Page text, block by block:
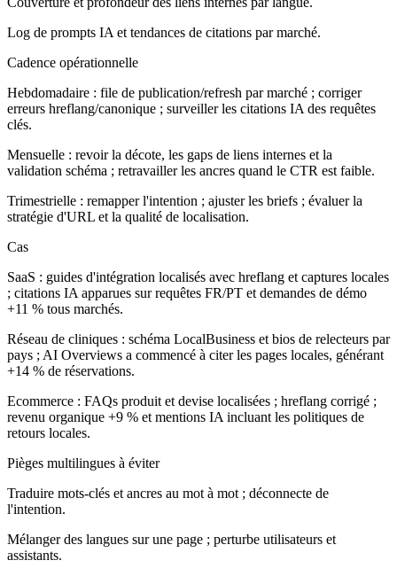
Log de prompts IA et tendances de citations par marché.
Cadence opérationnelle
Hebdomadaire : file de publication/refresh par marché ; corriger
erreurs hreflang/canonique ; surveiller les citations IA des requêtes
clés.
Mensuelle : revoir la décote, les gaps de liens internes et la
validation schéma ; retravailler les ancres quand le CTR est faible.
Trimestrielle : remapper l'intention ; ajuster les briefs ; évaluer la
stratégie d'URL et la qualité de localisation.
Cas
SaaS : guides d'intégration localisés avec hreflang et captures locales
; citations IA apparues sur requêtes FR/PT et demandes de démo
+11 % tous marchés.
Réseau de cliniques : schéma LocalBusiness et bios de relecteurs par
pays ; AI Overviews a commencé à citer les pages locales, générant
+14 % de réservations.
Ecommerce : FAQs produit et devise localisées ; hreflang corrigé ;
revenu organique +9 % et mentions IA incluant les politiques de
retours locales.
Pièges multilingues à éviter
Traduire mots-clés et ancres au mot à mot ; déconnecte de
l'intention.
Mélanger des langues sur une page ; perturbe utilisateurs et
assistants.